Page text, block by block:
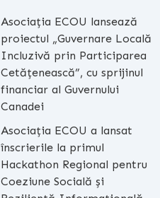
Asociația ECOU lansează
proiectul „Guvernare Locală
Incluzivă prin Participarea
Cetățenească”, cu sprijinul
financiar al Guvernului
Canadei
Asociația ECOU a lansat
înscrierile la primul
Hackathon Regional pentru
Coeziune Socială și